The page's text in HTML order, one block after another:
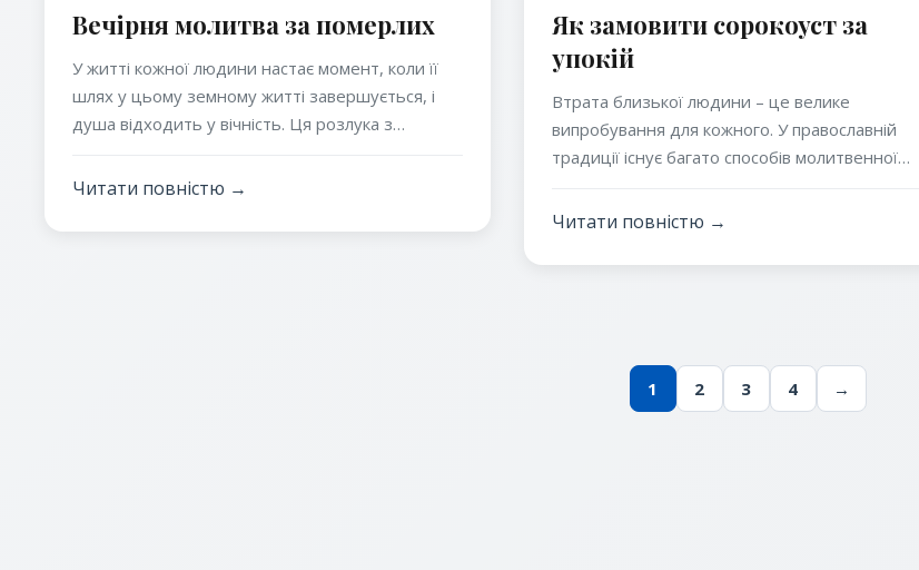
Вечірня молитва за померлих
У житті кожної людини настає момент, коли її
шлях у цьому земному житті завершується, і
душа відходить у вічність. Ця розлука з
смутком, болем і нерозумінням. У такі скрутні
нас тим оплотом, тим джерелом втіхи та надії,
Читати повністю →
Як замовити сорокоуст за
упокій
Втрата близької людини – це велике
випробування для кожного. У православній
традиції існує багато способів молитвенної
за упокій. Це особливе богослужіння, яке
загробному житті. У цій статті ми розглянемо
Читати повністю →
1 2 3 4 →